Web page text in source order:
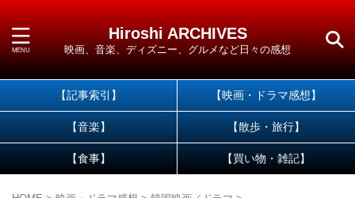
Hiroshi ARCHIVES
映画、音楽、ディズニー、グルメなど日々の感想
【記事索引】 【映画・ドラマ感想】
【音楽】 【散歩・旅行】
【食事】 【買い物・雑記】